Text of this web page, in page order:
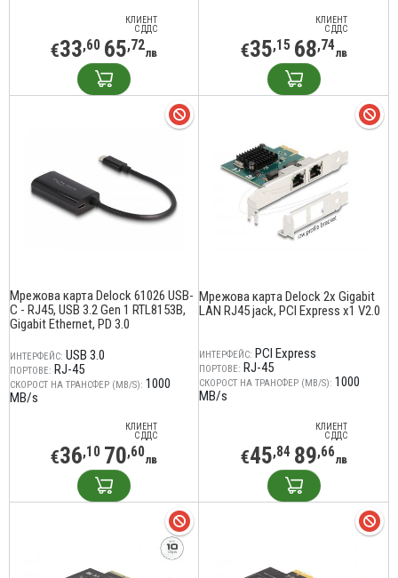
КЛИЕНТ
С ДДС
€33,60 65,72лв
КЛИЕНТ
С ДДС
€35,15 68,74лв
Мрежова карта Delock 61026 USB-
C - RJ45, USB 3.2 Gen 1 RTL8153B,
Gigabit Ethernet, PD 3.0
ИНТЕРФЕЙС: USB 3.0
ПОРТОВЕ: RJ-45
СКОРОСТ НА ТРАНСФЕР (MB/S): 1000
MB/s
КЛИЕНТ
С ДДС
€36,10 70,60лв
Мрежова карта Delock 2x Gigabit
LAN RJ45 jack, PCI Express x1 V2.0
ИНТЕРФЕЙС: PCI Express
ПОРТОВЕ: RJ-45
СКОРОСТ НА ТРАНСФЕР (MB/S): 1000
MB/s
КЛИЕНТ
С ДДС
€45,84 89,66лв